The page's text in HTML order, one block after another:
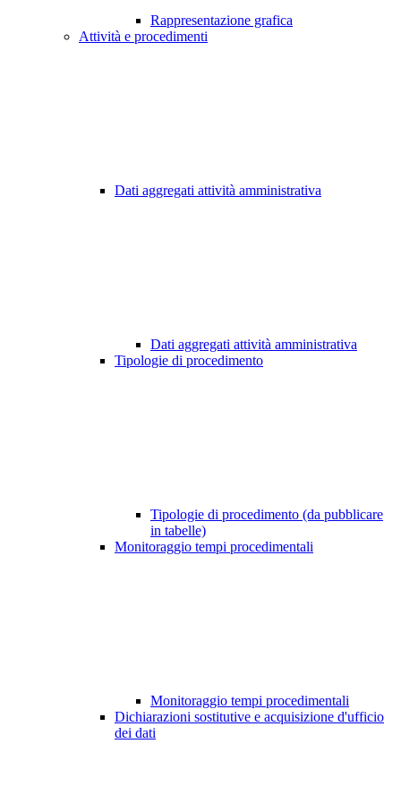
Rappresentazione grafica
Attività e procedimenti
Dati aggregati attività amministrativa
Dati aggregati attività amministrativa
Tipologie di procedimento
Tipologie di procedimento (da pubblicare
in tabelle)
Monitoraggio tempi procedimentali
Monitoraggio tempi procedimentali
Dichiarazioni sostitutive e acquisizione d'ufficio
dei dati